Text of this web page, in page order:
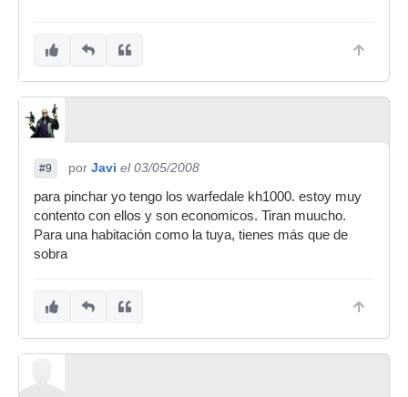
#9 por Javi el 03/05/2008
para pinchar yo tengo los warfedale kh1000. estoy muy
contento con ellos y son economicos. Tiran muucho.
Para una habitación como la tuya, tienes más que de
sobra